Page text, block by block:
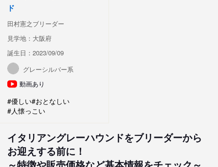
ド
田村憲之ブリーダー
見学地：大阪府
誕生日：2023/09/09
グレーシルバー系
動画あり
#優しい#おとなしい
#人懐っこい
イタリアングレーハウンドをブリーダーから
お迎えする前に！